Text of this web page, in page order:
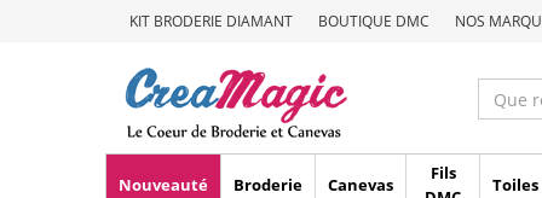
KIT BRODERIE DIAMANT BOUTIQUE DMC NOS
Nouveauté Broderie Canevas
Fils
Toiles